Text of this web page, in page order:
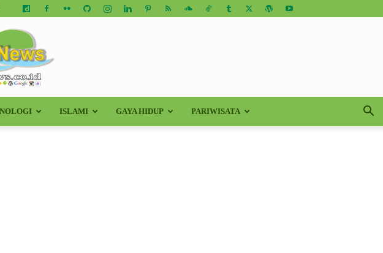
ISLAMI GAYA HIDUP PARIWISATA